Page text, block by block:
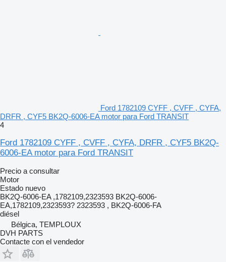
Ford 1782109 CYFF , CVFF , CYFA,
DRFR , CYF5 BK2Q-6006-EA motor para Ford TRANSIT
4
Ford 1782109 CYFF , CVFF , CYFA, DRFR , CYF5 BK2Q-
6006-EA motor para Ford TRANSIT
Precio a consultar
Motor
Estado nuevo
BK2Q-6006-EA ,1782109,2323593 BK2Q-6006-
EA,1782109,2323593? 2323593 , BK2Q-6006-FA
diésel
Bélgica, TEMPLOUX
DVH PARTS
Contacte con el vendedor